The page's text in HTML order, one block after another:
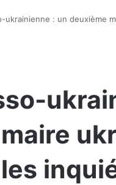
ukrainienne : un deuxième